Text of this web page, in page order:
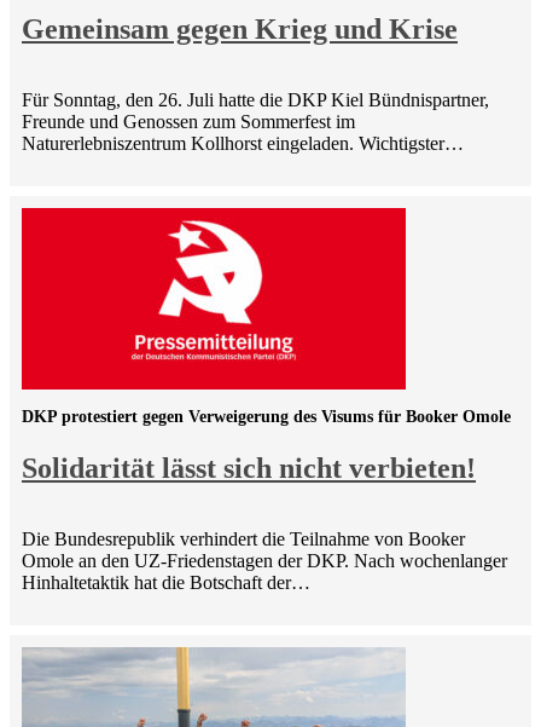
Gemeinsam gegen Krieg und Krise
Für Sonntag, den 26. Juli hatte die DKP Kiel Bündnispartner,
Freunde und Genossen zum Sommerfest im
Naturerlebniszentrum Kollhorst eingeladen. Wichtigster…
Solidarität lässt sich nicht verbieten!
DKP protestiert gegen Verweigerung des Visums für Booker Omole
Die Bundesrepublik verhindert die Teilnahme von Booker
Omole an den UZ-Friedenstagen der DKP. Nach wochenlanger
Hinhaltetaktik hat die Botschaft der…